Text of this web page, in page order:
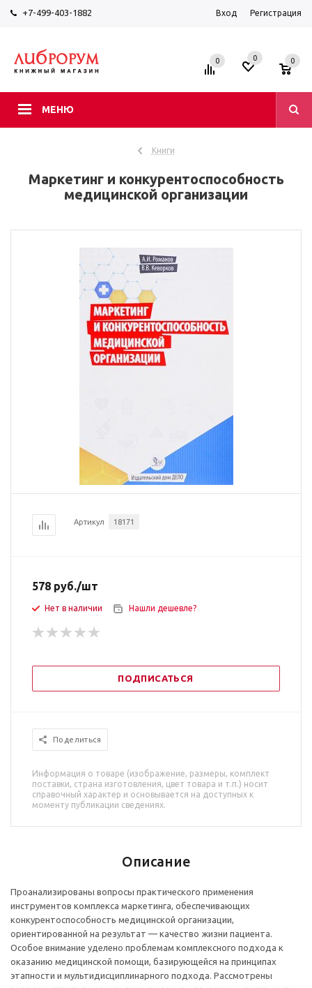
+7-499-403-1882 Вход Регистрация
МЕНЮ
0 0 0
Книги
Маркетинг и конкурентоспособность
медицинской организации
Артикул 18171
578 руб./шт
Нет в наличии Нашли дешевле?
ПОДПИСАТЬСЯ
Поделиться
Информация о товаре (изображение, размеры, комплект
поставки, страна изготовления, цвет товара и т.п.) носит
справочный характер и основывается на доступных к
моменту публикации сведениях.
Описание
Проанализированы вопросы практического применения
инструментов комплекса маркетинга, обеспечивающих
конкурентоспособность медицинской организации,
ориентированной на результат — качество жизни пациента.
Особое внимание уделено проблемам комплексного подхода к
оказанию медицинской помощи, базирующейся на принципах
этапности и мультидисциплинарного подхода. Рассмотрены